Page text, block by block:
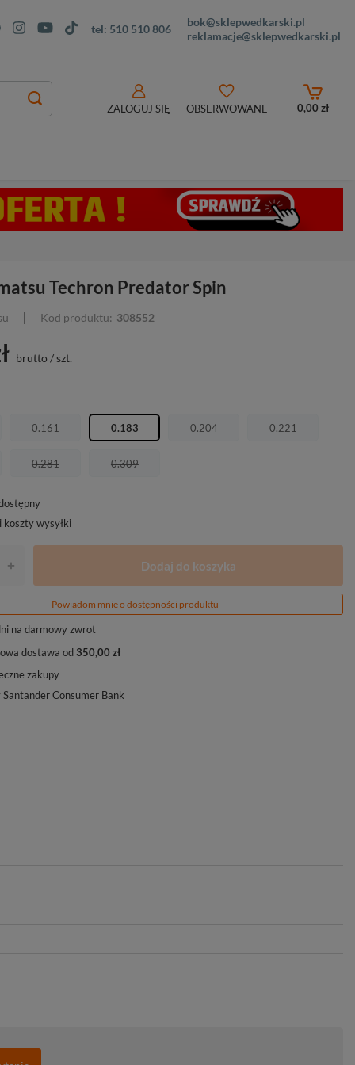
tel: 510 510 806
bok@sklepwedkarski.pl
reklamacje@sklepwedkarski.pl
ZALOGUJ SIĘ OBSERWOWANE 0,00 zł
Techron Predator Spin
Kod produktu: 308552
brutto /szt.
0.161 0.183 0.204 0.221
0.281 0.309
koszty wysyłki
+ Dodaj do koszyka
Powiadom mnie o dostępności produktu
na darmowy zwrot
dostawa od 350,00 zł
zakupy
Santander Consumer Bank